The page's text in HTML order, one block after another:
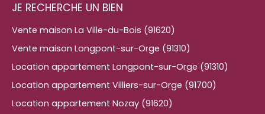
JE RECHERCHE UN BIEN
Vente maison La Ville-du-Bois (91620)
Vente maison Longpont-sur-Orge (91310)
Location appartement Longpont-sur-Orge (91310)
Location appartement Villiers-sur-Orge (91700)
Location appartement Nozay (91620)